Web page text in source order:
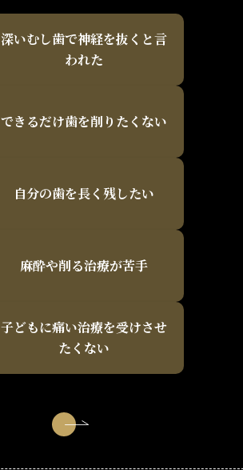
深いむし歯で神経を抜くと言
われた
できるだけ歯を削りたくない
自分の歯を長く残したい
麻酔や削る治療が苦手
子どもに痛い治療を受けさせ
たくない